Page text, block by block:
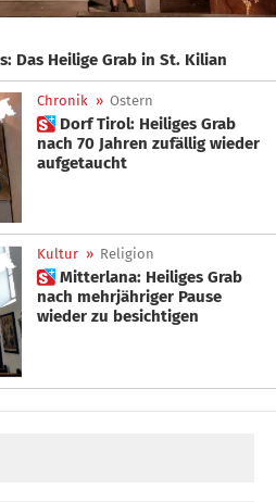
Das Heilige Grab in St. Kilian
Chronik » Ostern
 Dorf Tirol: Heiliges Grab
nach 70 Jahren zufällig wieder
aufgetaucht
Kultur » Religion
 Mitterlana: Heiliges Grab
nach mehrjähriger Pause
wieder zu besichtigen